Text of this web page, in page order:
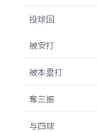
投球回
被安打
被本塁打
奪三振
与四球